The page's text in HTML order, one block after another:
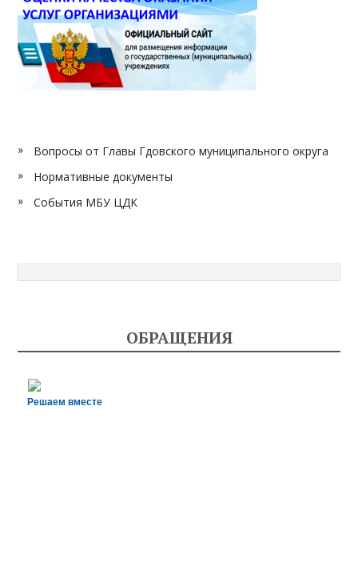
Вопросы от Главы Гдовского муниципального округа
Нормативные документы
События МБУ ЦДК
ОБРАЩЕНИЯ
Решаем вместе